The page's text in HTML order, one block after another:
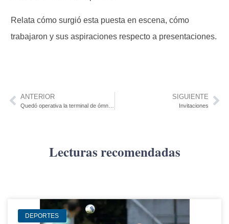
Relata cómo surgió esta puesta en escena, cómo
trabajaron y sus aspiraciones respecto a presentaciones.
ANTERIOR SIGUIENTE
Invitaciones
Lecturas recomendadas
DEPORTES